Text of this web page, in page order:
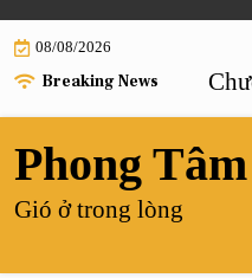
to
content
08/08/2026
Breaking News
NHƯ ANH –
Phong Tâm
Gió ở trong lòng